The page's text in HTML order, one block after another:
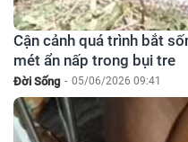
Cận cảnh quá trình bắt
mét ẩn nấp trong bụi tre
Đời Sống - 05/06/2026 09:41